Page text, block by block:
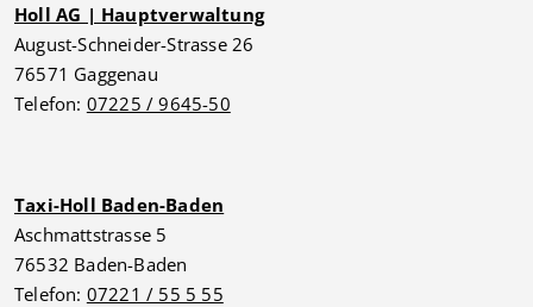
Holl AG | Hauptverwaltung
August-Schneider-Strasse 26
76571 Gaggenau
Telefon: 07225 / 9645-50
Taxi-Holl Baden-Baden
Aschmattstrasse 5
76532 Baden-Baden
Telefon: 07221 / 55 5 55